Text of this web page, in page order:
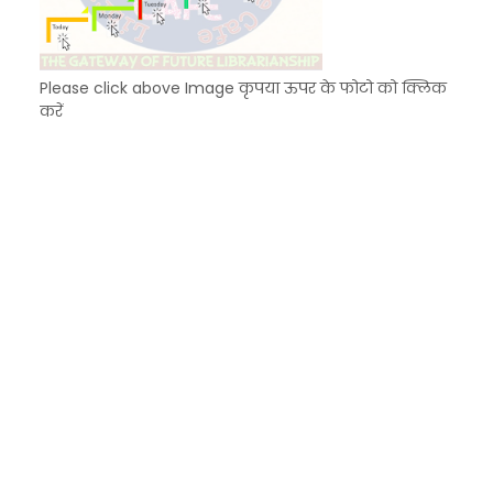
Please click above Image कृपया ऊपर के फोटो को क्लिक
करें